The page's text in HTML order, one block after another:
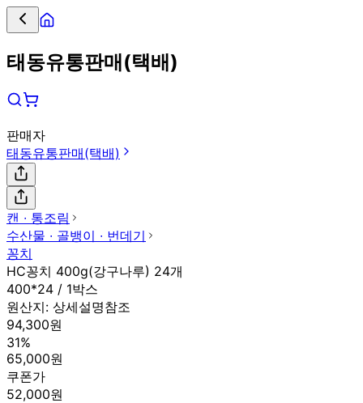
태동유통판매(택배)
판매자
태동유통판매(택배)
캔 ∙ 통조림
수산물 ∙ 골뱅이 ∙ 번데기
꽁치
HC꽁치 400g(강구나루) 24개
400*24 / 1박스
원산지: 상세설명참조
94,300원
31%
65,000원
쿠폰가
52,000원